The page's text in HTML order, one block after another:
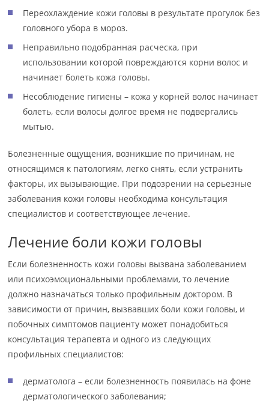
Переохлаждение кожи головы в результате прогулок без
головного убора в мороз.
Неправильно подобранная расческа, при
использовании которой повреждаются корни волос и
начинает болеть кожа головы.
Несоблюдение гигиены – кожа у корней волос начинает
болеть, если волосы долгое время не подвергались
мытью.
Болезненные ощущения, возникшие по причинам, не
относящимся к патологиям, легко снять, если устранить
факторы, их вызывающие. При подозрении на серьезные
заболевания кожи головы необходима консультация
специалистов и соответствующее лечение.
Лечение боли кожи головы
Если болезненность кожи головы вызвана заболеванием
или психоэмоциональными проблемами, то лечение
должно назначаться только профильным доктором. В
зависимости от причин, вызвавших боли кожи головы, и
побочных симптомов пациенту может понадобиться
консультация терапевта и одного из следующих
профильных специалистов:
дерматолога – если болезненность появилась на фоне
дерматологического заболевания;